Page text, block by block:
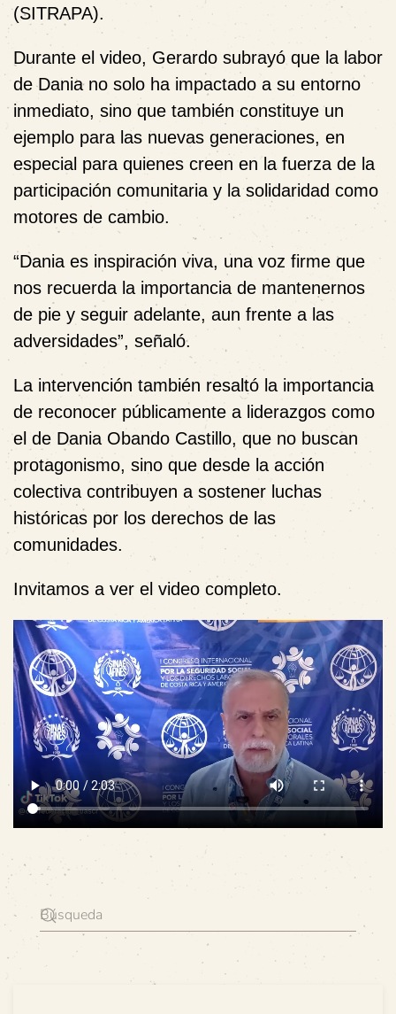
(SITRAPA).
Durante el video, Gerardo subrayó que la labor
de Dania no solo ha impactado a su entorno
inmediato, sino que también constituye un
ejemplo para las nuevas generaciones, en
especial para quienes creen en la fuerza de la
participación comunitaria y la solidaridad como
motores de cambio.
“Dania es inspiración viva, una voz firme que
nos recuerda la importancia de mantenernos
de pie y seguir adelante, aun frente a las
adversidades”, señaló.
La intervención también resaltó la importancia
de reconocer públicamente a liderazgos como
el de Dania Obando Castillo, que no buscan
protagonismo, sino que desde la acción
colectiva contribuyen a sostener luchas
históricas por los derechos de las
comunidades.
Invitamos a ver el video completo.